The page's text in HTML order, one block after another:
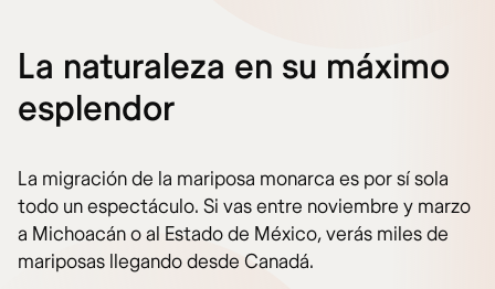
La naturaleza en su máximo
esplendor
La migración de la mariposa monarca es por sí sola
todo un espectáculo. Si vas entre noviembre y marzo
a Michoacán o al Estado de México, verás miles de
mariposas llegando desde Canadá.